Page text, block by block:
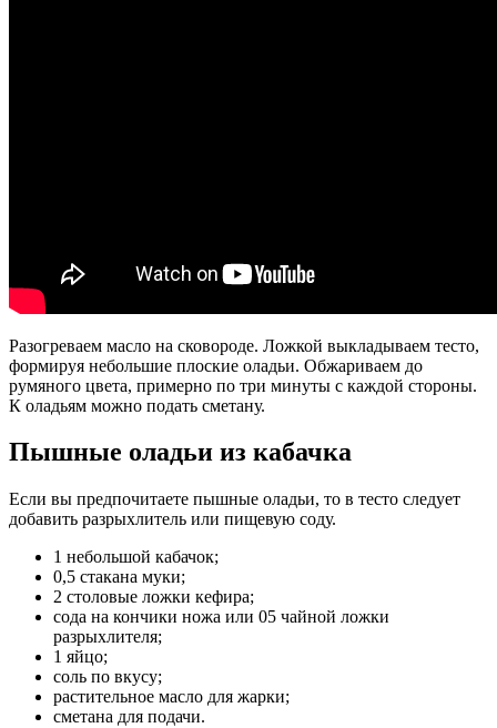
Разогреваем масло на сковороде. Ложкой выкладываем тесто,
формируя небольшие плоские оладьи. Обжариваем до
румяного цвета, примерно по три минуты с каждой стороны.
К оладьям можно подать сметану.
Пышные оладьи из кабачка
Если вы предпочитаете пышные оладьи, то в тесто следует
добавить разрыхлитель или пищевую соду.
1 небольшой кабачок;
0,5 стакана муки;
2 столовые ложки кефира;
сода на кончики ножа или 05 чайной ложки
разрыхлителя;
1 яйцо;
соль по вкусу;
растительное масло для жарки;
сметана для подачи.